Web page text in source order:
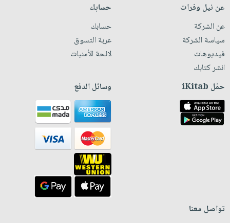
عن نيل وفرات
عن الشركة
سياسة الشركة
فيديوهات
انشر كتابك
حسابك
حسابك
عربة التسوق
لائحة الأمنيات
حمّل iKitab وسائل الدفع
تواصل معنا